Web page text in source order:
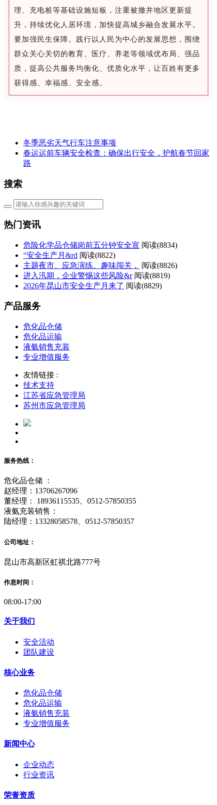
理、充电桩等基础设施短板，注重被撤并地区更新提
升，持续优化人居环境，加快提高城乡融合发展水平。
要加强民生保障。践行以人民为中心的发展思想，围绕
群众关心关切的教育、医疗、养老等领域优布局、强品
质，提高公共服务均衡化、优质化水平，让百姓有更多
获得感、幸福感、安全感。
冬季恶劣天气行车注意事项
春运运前车辆安全检查：确保出行安全，护航春节回家
路
搜索
热门资讯
危险化学品仓储岗前五分钟安全宣 阅读(8834)
“安全生产月&rd 阅读(8822)
主题夜市、应急演练、趣味闯关，
阅读(8826)
进入汛期，企业警惕这些风险&r 阅读(8819)
2026年昆山市安全生产月来了 阅读(8829)
产品服务
危化品仓储
危化品运输
液氨销售充装
专业增值服务
友情链接 :
技术支持
江苏省应急管理局
苏州市应急管理局
服务热线：
危化品仓储 ：
赵经理：13706267096
董经理： 18936115535、0512-57850355
液氨充装销售：
陆经理：13328058578、0512-57850357
公司地址：
昆山市高新区虹祺北路777号
作息时间：
08:00-17:00
关于我们
安全活动
团队建设
核心业务
危化品仓储
危化品运输
液氨销售充装
专业增值服务
新闻中心
企业动态
行业资讯
荣誉资质